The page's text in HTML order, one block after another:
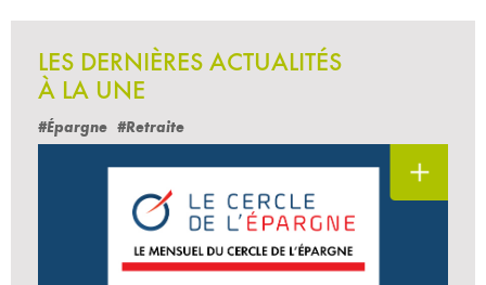
LES DERNIÈRES ACTUALITÉS
À LA UNE
#Épargne #Retraite